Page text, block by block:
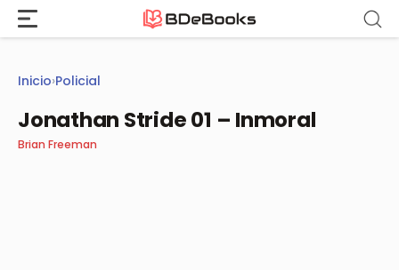
Saltar
contenido
Inicio›Policial
Jonathan Stride 01 – Inmoral
Brian Freeman